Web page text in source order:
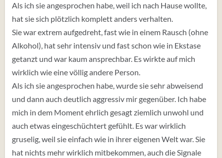
Als ich sie angesprochen habe, weil ich nach Hause wollte,
hat sie sich plötzlich komplett anders verhalten.
Sie war extrem aufgedreht, fast wie in einem Rausch (ohne
Alkohol), hat sehr intensiv und fast schon wie in Ekstase
getanzt und war kaum ansprechbar. Es wirkte auf mich
wirklich wie eine völlig andere Person.
Als ich sie angesprochen habe, wurde sie sehr abweisend
und dann auch deutlich aggressiv mir gegenüber. Ich habe
mich in dem Moment ehrlich gesagt ziemlich unwohl und
auch etwas eingeschüchtert gefühlt. Es war wirklich
gruselig, weil sie einfach wie in ihrer eigenen Welt war. Sie
hat nichts mehr wirklich mitbekommen, auch die Signale